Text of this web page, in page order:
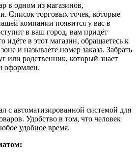
в одном из магазинов,
Список торговых точек, которые
компании появится у вас в
в ваш город, вам придёт
идёте в этот магазин, обращаетесь к
и называете номер заказа. Забрать
или родственник, который знает
оформлен.
с автоматизированной системой для
Удобство в том, что человек
удобное время.